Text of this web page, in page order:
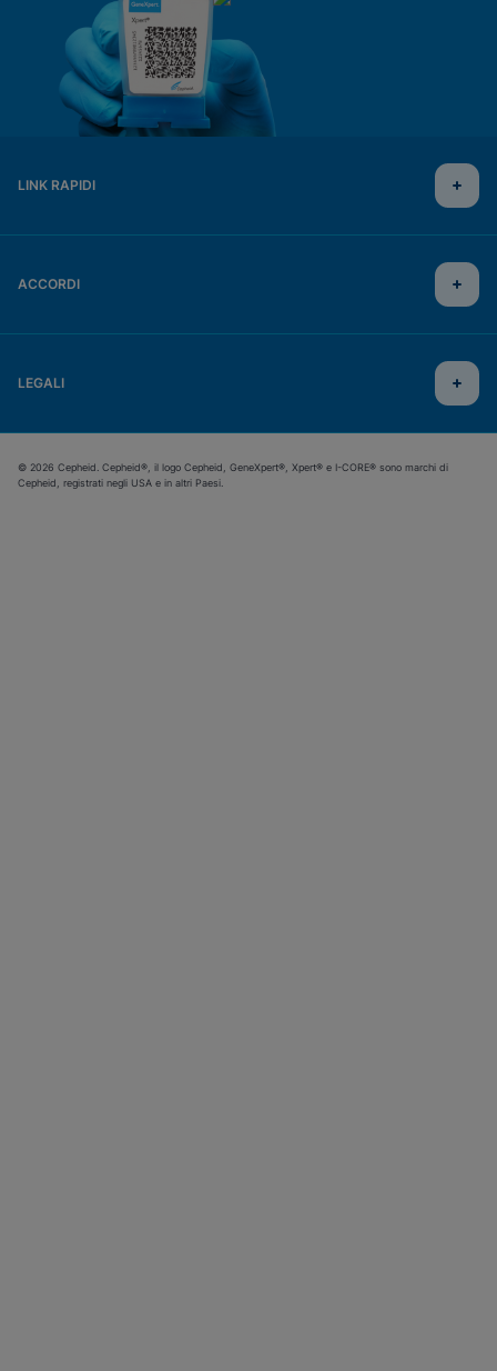
LINK RAPIDI
ACCORDI
LEGALI
© 2026 Cepheid. Cepheid®, il logo Cepheid, GeneXpert®, Xpert® e I-CORE® sono marchi di
Cepheid, registrati negli USA e in altri Paesi.